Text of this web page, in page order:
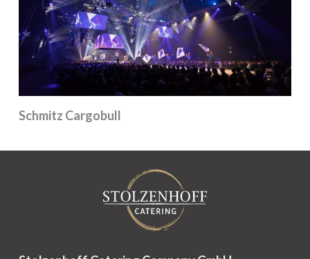
Schmitz Cargobull